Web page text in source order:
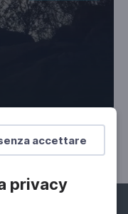
accettare
privacy
(pt.8)